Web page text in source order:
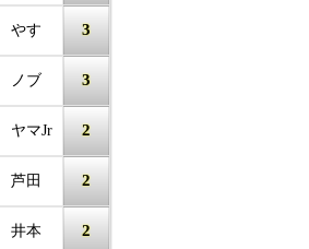
やす 3
ノブ 3
ヤマJr 2
芦田 2
井本 2